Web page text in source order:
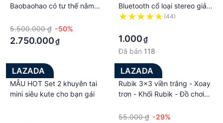
Baobaohao có tư thế nằm
5.500.000 ₫ -50%
2.750.000₫
Bluetooth cổ loại stereo giảm
tiếng ồn phổ cắm thẻ thể
(44)
1.000₫
Đã bán 118
LAZADA
MẪU HOT Set 2 khuyên tai
mini siêu kute cho bạn gái
LAZADA
Rubik 3x3 viền trắng - Xoay
trơn - Khối Rubik - Đồ chơi
Rèn luện trí não cho bé
55.000 ₫ -29%